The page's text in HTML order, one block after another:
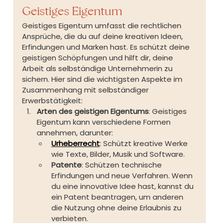
Geistiges Eigentum
Geistiges Eigentum umfasst die rechtlichen
Ansprüche, die du auf deine kreativen Ideen,
Erfindungen und Marken hast. Es schützt deine
geistigen Schöpfungen und hilft dir, deine
Arbeit als selbständige Unternehmerin zu
sichern. Hier sind die wichtigsten Aspekte im
Zusammenhang mit selbständiger
Erwerbstätigkeit:
Arten des geistigen Eigentums: Geistiges
Eigentum kann verschiedene Formen
annehmen, darunter:
Urheberrecht: Schützt kreative Werke
wie Texte, Bilder, Musik und Software.
Patente: Schützen technische
Erfindungen und neue Verfahren. Wenn
du eine innovative Idee hast, kannst du
ein Patent beantragen, um anderen
die Nutzung ohne deine Erlaubnis zu
verbieten.